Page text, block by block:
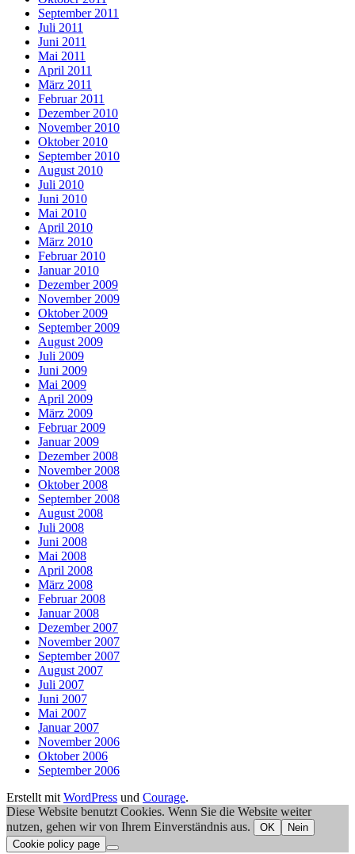
September 2011
Juli 2011
Juni 2011
Mai 2011
April 2011
März 2011
Februar 2011
Dezember 2010
November 2010
Oktober 2010
September 2010
August 2010
Juli 2010
Juni 2010
Mai 2010
April 2010
März 2010
Februar 2010
Januar 2010
Dezember 2009
November 2009
Oktober 2009
September 2009
August 2009
Juli 2009
Juni 2009
Mai 2009
April 2009
März 2009
Februar 2009
Januar 2009
Dezember 2008
November 2008
Oktober 2008
September 2008
August 2008
Juli 2008
Juni 2008
Mai 2008
April 2008
März 2008
Februar 2008
Januar 2008
Dezember 2007
November 2007
September 2007
August 2007
Juli 2007
Juni 2007
Mai 2007
Januar 2007
November 2006
Oktober 2006
September 2006
Erstellt mit WordPress und Courage.
Diese Website benutzt Cookies. Wenn Sie die Website weiter
nutzen, gehen wir von Ihrem Einverständnis aus.
OK
Nein
Cookie policy page